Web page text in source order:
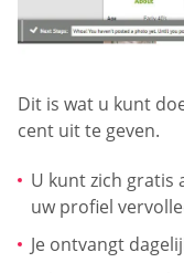
Dit is wat u kunt
cent uit te geven.
U kunt zich
uw profiel
Je ontvangt